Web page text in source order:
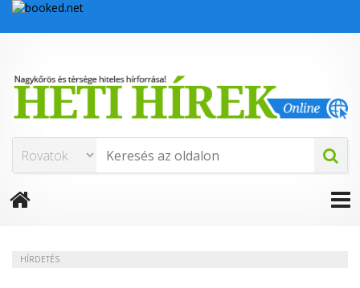
HÍRDETÉS